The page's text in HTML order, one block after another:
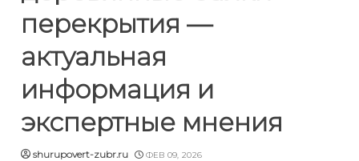
перекрытия —
актуальная
информация и
экспертные мнения
shurupovert-zubr.ru ФЕВ 09, 2026